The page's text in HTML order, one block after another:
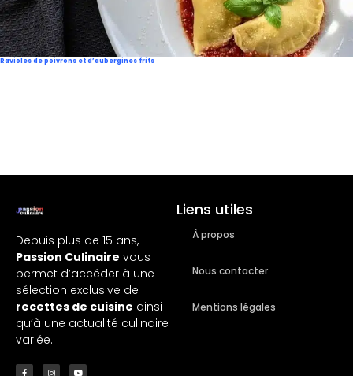
Ravioles de poivrons et d’aubergines frits
Depuis plus de 15 ans,
Passion Culinaire vous
permet d’accéder à une
sélection exclusive de
recettes de cuisine ainsi
qu’à une actualité culinaire
variée.
Liens utiles
À propos
Nous contacter
Mentions légales